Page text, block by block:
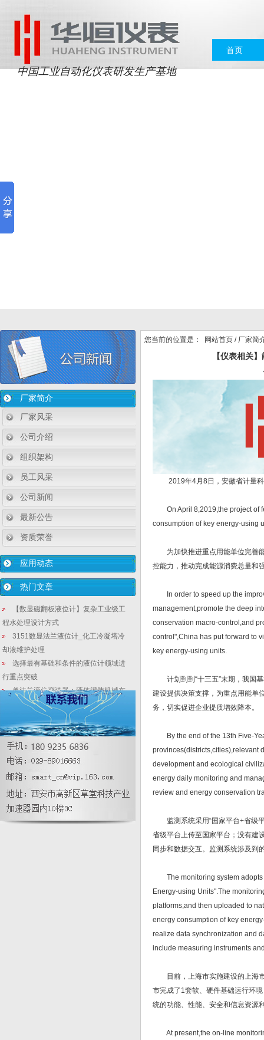
中国工业自动化仪表研发生产基地
首页
厂家简介
厂家风采
公司介绍
组织架构
员工风采
公司新闻
最新公告
资质荣誉
应用动态
热门文章
【数显磁翻板液位计】复杂工业级工
程水处理设计方式
3151数显法兰液位计_化工冷凝塔冷
却液维护处理
选择最有基础和条件的液位计领域进
行重点突破
单法兰液位变送器：液体灌装机械在
食品业应用设计
常用的热电偶有哪些
3151智能型扁平式压力变送器_远传
式单法兰变送器_金属电容式压力变送器
现场变送器校验仪
3151/3051微差压法兰远传液位计化
工污水的一种安装方式
您当前的位置是： 网站首页 / 厂家简
【仪表相关
2019年4月8日，安徽省计量科
On April 8,2019,the project of
consumption of key energy-using
为加快推进重点用能单位完善能
控能力，推动完成能源消费总量和
In order to speed up the
management,promote the deep
conservation macro-control,and
control",China has put forward to
key energy-using units.
计划到到“十三五”末期，我国基
建设提供决策支撑，为重点用能单
务，切实促进企业提质增效降本。
By the end of the 13th Five-
provinces(districts,cities),relevant
development and ecological
energy daily monitoring and
review and energy conservation
监测系统采用“国家平台+省级平
省级平台上传至国家平台；没有建
同步和数据交互。监测系统涉及到
The monitoring system adopts
Energy-using Units".The
platforms,and then uploaded to
energy consumption of key
realize data synchronization and
include measuring instruments
目前，上海市实施建设的上海市
市完成了1套软、硬件基础运行环
统的功能、性能、安全和信息资源
At present,the on-line